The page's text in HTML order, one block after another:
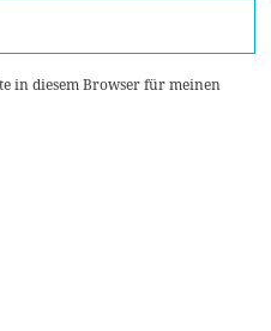
in diesem Browser für meinen